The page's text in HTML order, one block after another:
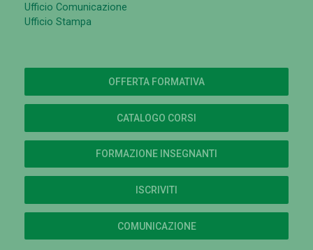
Ufficio Comunicazione
Ufficio Stampa
OFFERTA FORMATIVA
CATALOGO CORSI
FORMAZIONE INSEGNANTI
ISCRIVITI
COMUNICAZIONE